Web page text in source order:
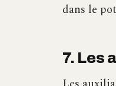
dans le
7. Les